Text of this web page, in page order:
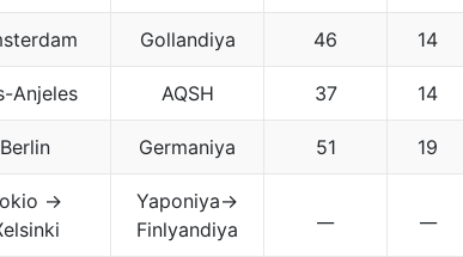
Gollandiya 46 14
Anjeles AQSH 37 14
Berlin Germaniya 51 19
→
Yaponiya→
Finlyandiya